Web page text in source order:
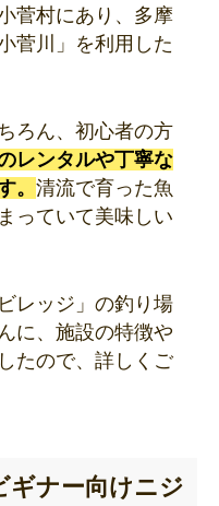
菅村にあり、多摩
菅川」を利用した
ろん、初心者の方
レンタルや丁寧な
。 清流で育った魚
っていて美味しい
レッジ」の釣り場
に、施設の特徴や
たので、詳しくご
ギナー向けニジ